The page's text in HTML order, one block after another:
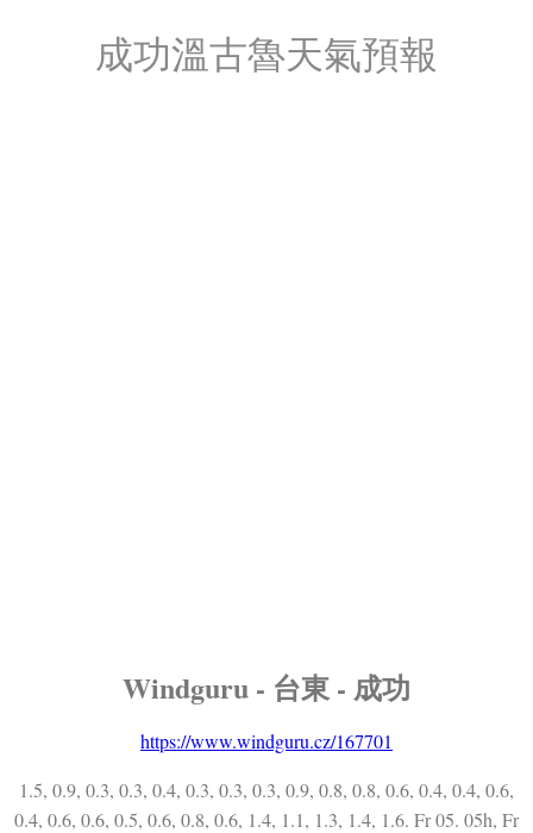
成功溫古魯天氣預報
Windguru - 台東 - 成功
https://www.windguru.cz/167701
1.5, 0.9, 0.3, 0.3, 0.4, 0.3, 0.3, 0.3, 0.9, 0.8, 0.8, 0.6, 0.4, 0.4, 0.6,
0.4, 0.6, 0.6, 0.5, 0.6, 0.8, 0.6, 1.4, 1.1, 1.3, 1.4, 1.6. Fr 05. 05h, Fr